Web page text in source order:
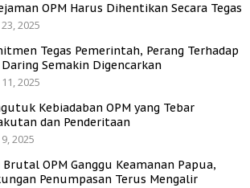
OPM Harus Dihentikan Secara Tegas
2025
Tegas Pemerintah, Perang Terhadap
Daring Semakin Digencarkan
2025
Kebiadaban OPM yang Tebar
dan Penderitaan
2025
Brutal OPM Ganggu Keamanan Papua,
Penumpasan Terus Mengalir